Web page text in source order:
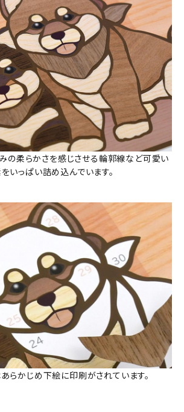
の柔らかさを感じさせる輪郭線など可愛い
いっぱい詰め込んでいます。
らかじめ下絵に印刷がされています。